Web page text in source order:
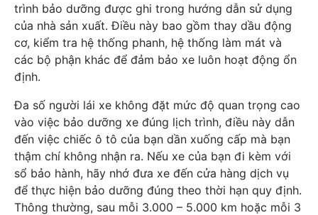
trình bảo dưỡng được ghi trong hướng dẫn sử dụng
của nhà sản xuất. Điều này bao gồm thay dầu động
cơ, kiểm tra hệ thống phanh, hệ thống làm mát và
các bộ phận khác để đảm bảo xe luôn hoạt động ổn
định.
Đa số người lái xe không đặt mức độ quan trọng cao
vào việc bảo dưỡng xe đúng lịch trình, điều này dẫn
đến việc chiếc ô tô của bạn dần xuống cấp mà bạn
thậm chí không nhận ra. Nếu xe của bạn đi kèm với
sổ bảo hành, hãy nhớ đưa xe đến cửa hàng dịch vụ
để thực hiện bảo dưỡng đúng theo thời hạn quy định.
Thông thường, sau mỗi 3.000 – 5.000 km hoặc mỗi 3